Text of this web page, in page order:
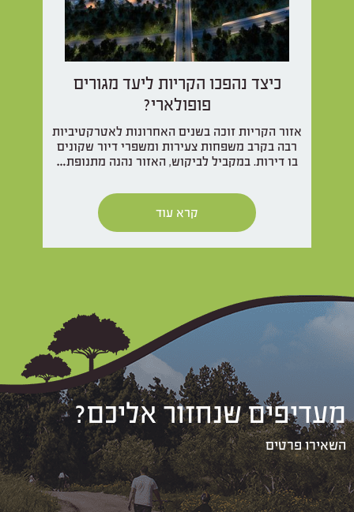
כיצד נהפכו הקריות ליעד מגורים
פופולארי?
אזור הקריות זוכה בשנים האחרונות לאטרקטיביות
רבה בקרב משפחות צעירות ומשפרי דיור שקונים
בו דירות. במקביל לביקוש, האזור נהנה מתנופת…
קרא עוד
מעדיפים שנחזור אליכם?
השאירו פרטים